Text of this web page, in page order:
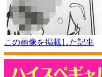
この画像を掲載した記事